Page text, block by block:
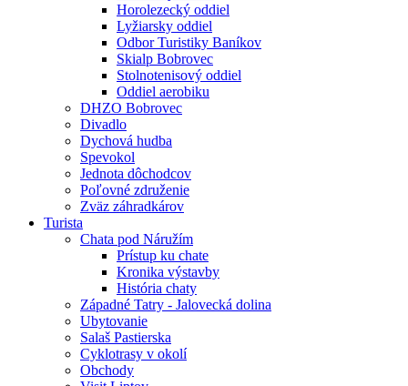
Horolezecký oddiel
Lyžiarsky oddiel
Odbor Turistiky Baníkov
Skialp Bobrovec
Stolnotenisový oddiel
Oddiel aerobiku
DHZO Bobrovec
Divadlo
Dychová hudba
Spevokol
Jednota dôchodcov
Poľovné združenie
Zväz záhradkárov
Turista
Chata pod Náružím
Prístup ku chate
Kronika výstavby
História chaty
Západné Tatry - Jalovecká dolina
Ubytovanie
Salaš Pastierska
Cyklotrasy v okolí
Obchody